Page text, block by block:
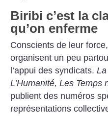
Biribi c’est la
qu’on enferme
Conscients de leur
organisent un peu
l’appui des syndicats.
L’Humanité, Les Temps
publient des numéros
représentations